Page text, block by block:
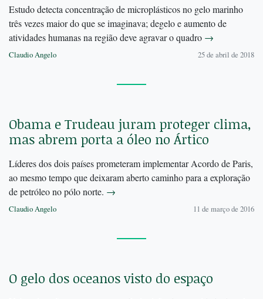
Estudo detecta concentração de microplásticos no gelo marinho
três vezes maior do que se imaginava; degelo e aumento de
atividades humanas na região deve agravar o quadro →
Claudio Angelo 25 de abril de 2018
Obama e Trudeau juram proteger clima,
mas abrem porta a óleo no Ártico
Líderes dos dois países prometeram implementar Acordo de Paris,
ao mesmo tempo que deixaram aberto caminho para a exploração
de petróleo no pólo norte. →
Claudio Angelo 11 de março de 2016
O gelo dos oceanos visto do espaço